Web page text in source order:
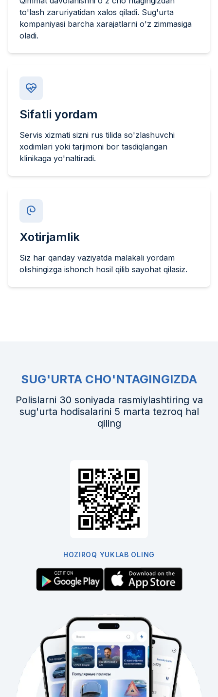
to'lash zaruriyatidan xalos qiladi. Sug'urta
kompaniyasi barcha xarajatlarni o'z zimmasiga
oladi.
Sifatli yordam
Servis xizmati sizni rus tilida so'zlashuvchi
xodimlari yoki tarjimoni bor tasdiqlangan
klinikaga yo'naltiradi.
Xotirjamlik
Siz har qanday vaziyatda malakali yordam
olishingizga ishonch hosil qilib sayohat qilasiz.
SUG'URTA CHO'NTAGINGIZDA
Polislarni 30 soniyada rasmiylashtiring va
sug'urta hodisalarini 5 marta tezroq hal
qiling
HOZIROQ YUKLAB OLING